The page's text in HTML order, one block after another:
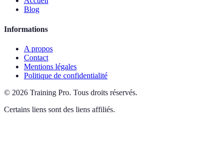
Blog
Informations
A propos
Contact
Mentions légales
Politique de confidentialité
© 2026 Training Pro. Tous droits réservés.
Certains liens sont des liens affiliés.